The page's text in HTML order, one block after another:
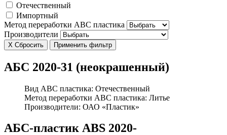
Отечественный
Импортный
Метод переработки ABC пластика
Производители
Х Сбросить Применить фильтр
АБС 2020-31 (неокрашенный)
Вид ABC пластика: Отечественный
Метод переработки ABC пластика: Литье
Производители: ОАО «Пластик»
АБС-пластик ABS 2020-